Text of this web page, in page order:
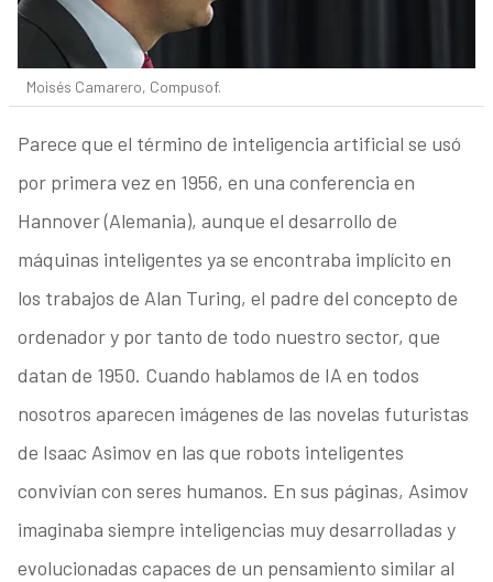
Moisés Camarero, Compusof.
Parece que el término de inteligencia artificial se usó
por primera vez en 1956, en una conferencia en
Hannover (Alemania), aunque el desarrollo de
máquinas inteligentes ya se encontraba implícito en
los trabajos de Alan Turing, el padre del concepto de
ordenador y por tanto de todo nuestro sector, que
datan de 1950. Cuando hablamos de IA en todos
nosotros aparecen imágenes de las novelas futuristas
de Isaac Asimov en las que robots inteligentes
convivían con seres humanos. En sus páginas, Asimov
imaginaba siempre inteligencias muy desarrolladas y
evolucionadas capaces de un pensamiento similar al